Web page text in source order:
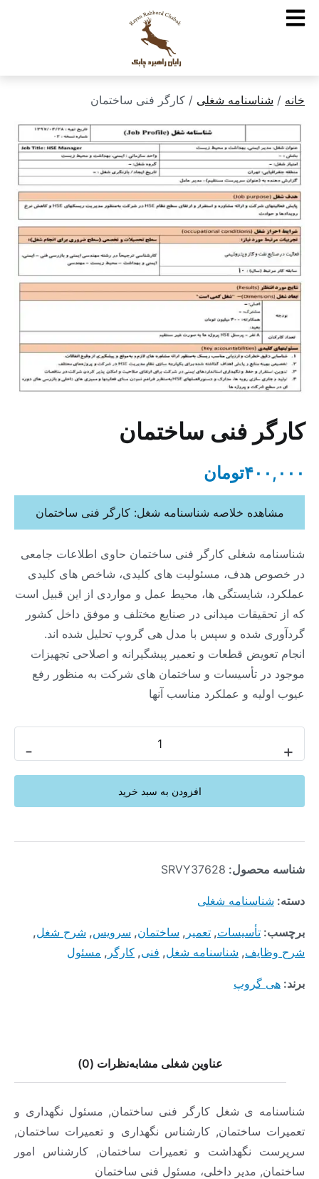
خانه / شناسنامه شغلی / کارگر فنی ساختمان
کارگر فنی ساختمان
۴۰۰,۰۰۰تومان
شناسنامه شغلی کارگر فنی ساختمان حاوی اطلاعات جامعی
در خصوص هدف، مسئولیت های کلیدی، شاخص های کلیدی
عملکرد، شایستگی ها، محیط عمل و مواردی از این قبیل است
که از تحقیقات میدانی در صنایع مختلف و موفق داخل کشور
گردآوری شده و سپس با مدل هی گروپ تحلیل شده اند.
انجام تعویض قطعات و تعمیر پیشگیرانه و اصلاحی تجهیزات
موجود در تأسیسات و ساختمان های شرکت به منظور رفع
عیوب اولیه و عملکرد مناسب آنها
مشاهده خلاصه شناسنامه شغل: کارگر فنی ساختمان
- +
افزودن به سبد خرید
شناسه محصول: SRVY37628
دسته: شناسنامه شغلی
برچسب: تأسیسات, تعمیر , ساختمان, سرویس, شرح شغل,
شرح وظایف, شناسنامه شغل, فنی, کارگر , مسئول
برند: هی گروپ
عناوین شغلی مشابهنظرات (0)
شناسنامه ی شغل کارگر فنی ساختمان, مسئول نگهداری و
تعمیرات ساختمان, کارشناس نگهداری و تعمیرات ساختمان,
سرپرست نگهداشت و تعمیرات ساختمان, کارشناس امور
ساختمان, مدیر داخلی، مسئول فنی ساختمان